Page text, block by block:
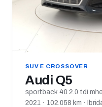
SUV E CROSSOVER
Audi Q5
2021 · 102.058 km ·